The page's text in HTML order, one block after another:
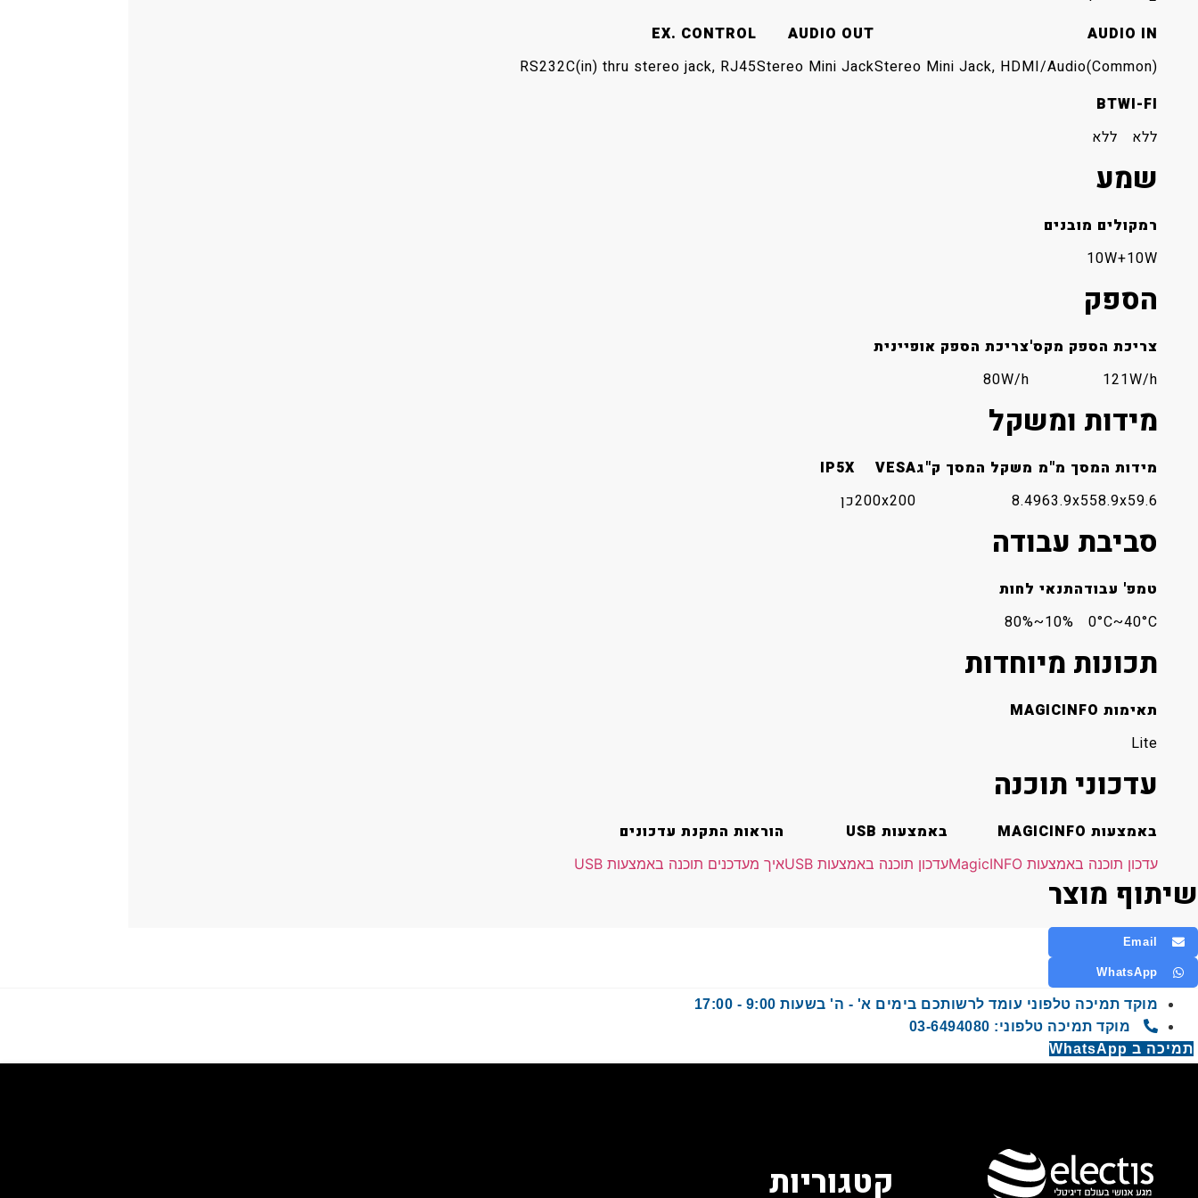
שיתוף מוצר
Email
WhatsApp
AUDIO IN
Stereo Mini Jack, HDMI/Audio(Common)
AUDIO OUT
Stereo Mini Jack
EX. CONTROL
RS232C(in) thru stereo jack, RJ45
WI-FI
ללא
BT
ללא
שמע
רמקולים מובנים
10W+10W
הספק
צריכת הספק מקס'
121W/h
צריכת הספק אופיינית
80W/h
מידות ומשקל
מידות המסך מ"מ
963.9x558.9x59.6
משקל המסך ק"ג
8.4
VESA
200x200
IP5X
כן
סביבת עבודה
טמפ' עבודה
0°C~40°C
תנאי לחות
10%~80%
תכונות מיוחדות
תאימות MAGICINFO
Lite
עדכוני תוכנה
באמצעות MAGICINFO
עדכון תוכנה באמצעות MagicINFO
באמצעות USB
עדכון תוכנה באמצעות USB
הוראות התקנת עדכונים
איך מעדכנים תוכנה באמצעות USB
מוקד תמיכה טלפוני עומד לרשותכם בימים א' - ה' בשעות 9:00 - 17:00
מוקד תמיכה טלפוני: 03-6494080
תמיכה ב WhatsApp
קטגוריות